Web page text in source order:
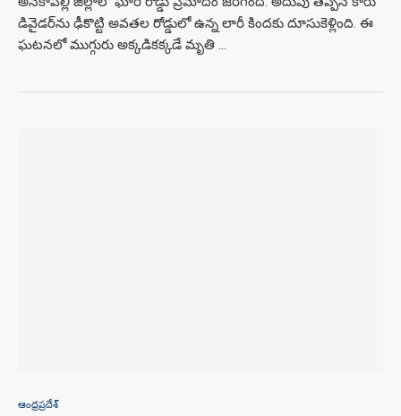
డివైడర్‌ను ఢీకొట్టి అవతల రోడ్డులో ఉన్న లారీ కిందకు దూసుకెళ్లింది. ఈ
ఘటనలో ముగ్గురు అక్కడికక్కడే మృతి …
ఆంధ్రప్రదేశ్